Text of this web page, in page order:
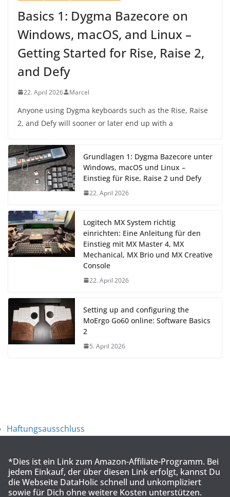
Basics 1: Dygma Bazecore on
Windows, macOS, and Linux –
Getting Started for Rise, Raise 2,
and Defy
22. April 2026 Marcel
Anyone using Dygma keyboards such as the Rise, Raise
2, and Defy will sooner or later end up with a
Grundlagen 1: Dygma Bazecore unter
Windows, macOS und Linux –
Einstieg für Rise, Raise 2 und Defy
22. April 2026
Logitech MX System richtig
einrichten: Eine Anleitung für den
Einstieg mit MX Master 4, MX
Mechanical, MX Brio und MX Creative
Console
22. April 2026
Setting up and configuring the
MoErgo Go60 online: Software Basics
2
5. April 2026
Haftungsausschluss
*Dies ist ein Link zum Amazon-Affiliate-Programm. Bei
jedem Einkauf, der über diesen Link erfolgt, kannst Du
die Webseite DataHolic schnell und unkompliziert
sowie für Dich ohne weitere Kosten unterstützen.